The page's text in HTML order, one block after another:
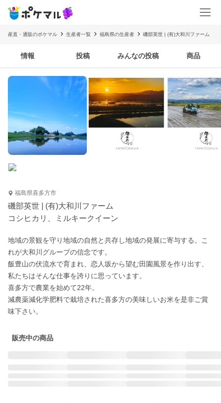
産直・通販のポケマル 生産者一覧 福島県の生産者 磯部英世 | (有)大和川ファーム
情報 投稿 みんなの投稿 商品
福島県喜多方市
磯部英世 | (有)大和川ファーム
コシヒカリ、ミルキークイーン
地域の景観を守り地域の自然と共存し地域の発展に寄与する。こ
れが大和川グループの信念です。
飯豊山の伏流水で育まれ、恋人坂から望む田園風景を作り出す、
私たちはそんな仕事を誇りに思っています。
喜多方で農業を始めて22年。
減農薬減化学肥料で栽培された喜多方の美味しいお米を是非ご賞
味下さい。
販売中の商品